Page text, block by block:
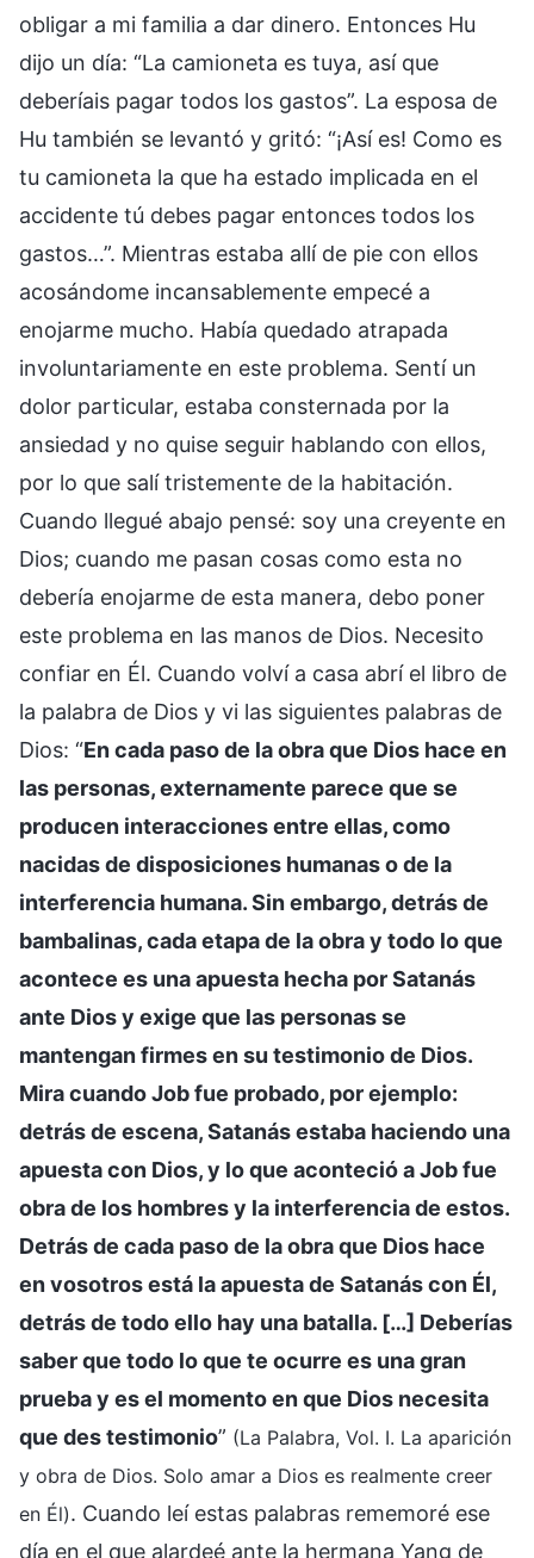
obligar a mi familia a dar dinero. Entonces Hu
dijo un día: “La camioneta es tuya, así que
deberíais pagar todos los gastos”. La esposa de
Hu también se levantó y gritó: “¡Así es! Como es
tu camioneta la que ha estado implicada en el
accidente tú debes pagar entonces todos los
gastos…”. Mientras estaba allí de pie con ellos
acosándome incansablemente empecé a
enojarme mucho. Había quedado atrapada
involuntariamente en este problema. Sentí un
dolor particular, estaba consternada por la
ansiedad y no quise seguir hablando con ellos,
por lo que salí tristemente de la habitación.
Cuando llegué abajo pensé: soy una creyente en
Dios; cuando me pasan cosas como esta no
debería enojarme de esta manera, debo poner
este problema en las manos de Dios. Necesito
confiar en Él. Cuando volví a casa abrí el libro de
la palabra de Dios y vi las siguientes palabras de
Dios: “En cada paso de la obra que Dios hace en
las personas, externamente parece que se
producen interacciones entre ellas, como
nacidas de disposiciones humanas o de la
interferencia humana. Sin embargo, detrás de
bambalinas, cada etapa de la obra y todo lo que
acontece es una apuesta hecha por Satanás
ante Dios y exige que las personas se
mantengan firmes en su testimonio de Dios.
Mira cuando Job fue probado, por ejemplo:
detrás de escena, Satanás estaba haciendo una
apuesta con Dios, y lo que aconteció a Job fue
obra de los hombres y la interferencia de estos.
Detrás de cada paso de la obra que Dios hace
en vosotros está la apuesta de Satanás con Él,
detrás de todo ello hay una batalla. […] Deberías
saber que todo lo que te ocurre es una gran
prueba y es el momento en que Dios necesita
que des testimonio” (La Palabra, Vol. I. La aparición
y obra de Dios. Solo amar a Dios es realmente creer
en Él). Cuando leí estas palabras rememoré ese
día en el que alardeé ante la hermana Yang de